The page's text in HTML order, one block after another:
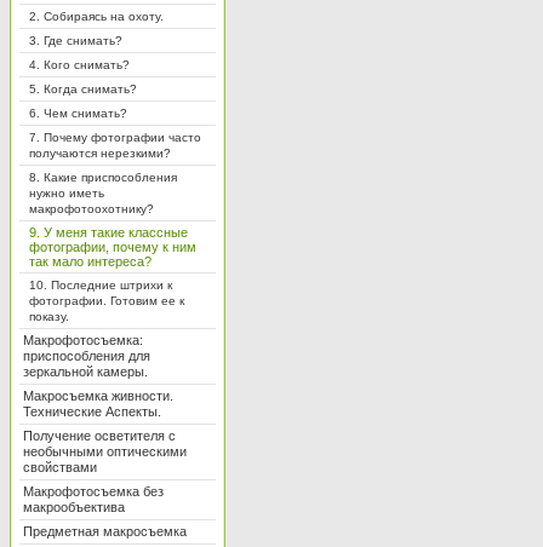
2. Собираясь на охоту.
3. Где снимать?
4. Кого снимать?
5. Когда снимать?
6. Чем снимать?
7. Почему фотографии часто
получаются нерезкими?
8. Какие приспособления
нужно иметь
макрофотоохотнику?
9. У меня такие классные
фотографии, почему к ним
так мало интереса?
10. Последние штрихи к
фотографии. Готовим ее к
показу.
Макрофотосъемка:
приспособления для
зеркальной камеры.
Макросъемка живности.
Технические Аспекты.
Получение осветителя с
необычными оптическими
свойствами
Макрофотосъемка без
макрообъектива
Предметная макросъемка